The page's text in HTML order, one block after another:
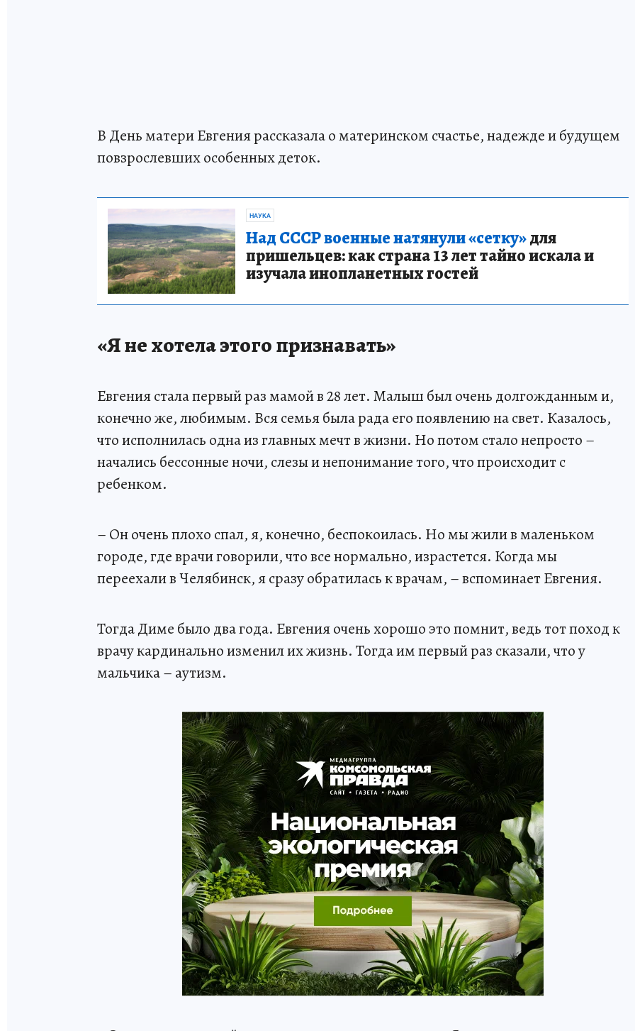
В День матери Евгения рассказала о материнском счастье, надежде и будущем
повзрослевших особенных деток.
НАУКА
Над СССР военные натянули «сетку»для
пришельцев: как страна 13 лет тайно искала и
изучала инопланетных гостей
«Я не хотела этого признавать»
Евгения стала первый раз мамой в 28 лет. Малыш был очень долгожданным и,
конечно же, любимым. Вся семья была рада его появлению на свет. Казалось,
что исполнилась одна из главных мечт в жизни. Но потом стало непросто –
начались бессонные ночи, слезы и непонимание того, что происходит с
ребенком.
– Он очень плохо спал, я, конечно, беспокоилась. Но мы жили в маленьком
городе, где врачи говорили, что все нормально, израстется. Когда мы
переехали в Челябинск, я сразу обратилась к врачам, – вспоминает Евгения.
Тогда Диме было два года. Евгения очень хорошо это помнит, ведь тот поход к
врачу кардинально изменил их жизнь. Тогда им первый раз сказали, что у
мальчика – аутизм.